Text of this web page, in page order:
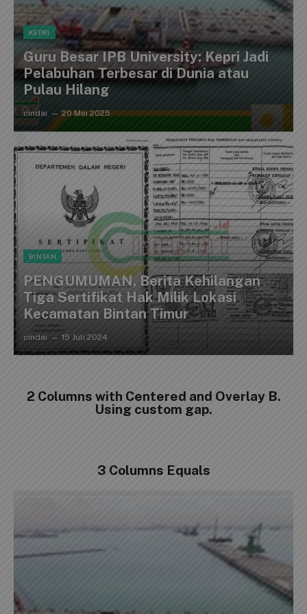
KEPRI
Guru Besar IPB University: Kepri Jadi
Pelabuhan Terbesar di Dunia atau
Pulau Hilang
cindai 20 Mei 2025
BINTAN
PENGUMUMAN, Berita Kehilangan
Tiga Sertifikat Hak Milik Lokasi
Kecamatan Bintan Timur
cindai 15 Juli 2024
2 Columns with Centered and Overlay B.
Using custom gap.
3 Columns Equals